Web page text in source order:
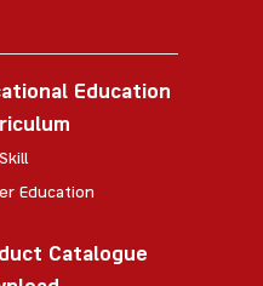
Education
Education
Catalogue